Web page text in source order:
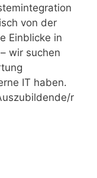
von der
Einblicke in
wir suchen
IT haben.
r